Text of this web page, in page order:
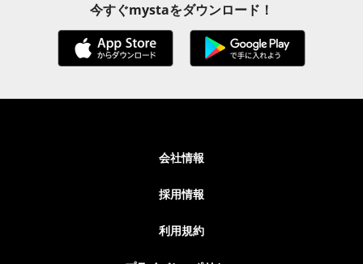
今すぐmystaをダウンロード！
会社情報
採用情報
利用規約